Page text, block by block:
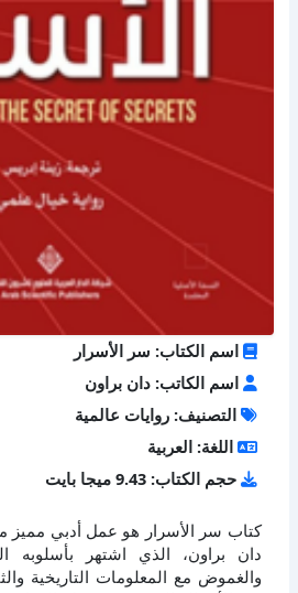
اسم الكتاب: سر الأسرار
اسم الكاتب: دان براون
التصنيف: روايات عالمية
اللغة: العربية
حجم الكتاب: 9.43 ميجا بايت
كتاب سر الأسرار هو عمل أدبي مميز
دان براون، الذي اشتهر بأسلوبه
والغموض مع المعلومات التاريخية